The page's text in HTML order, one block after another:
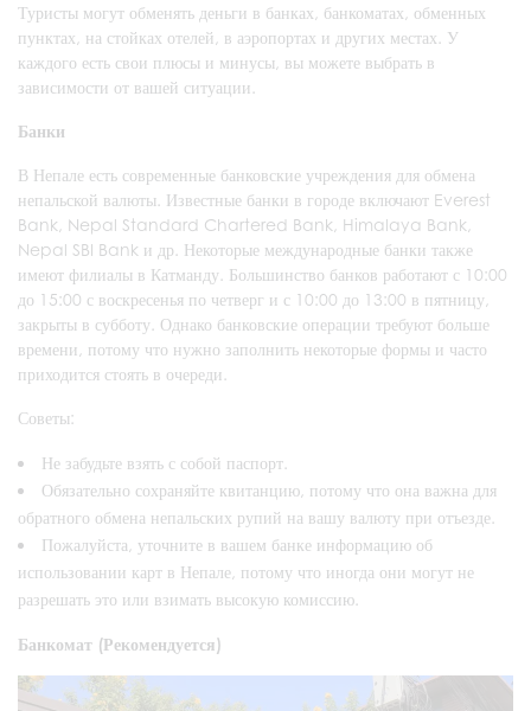
Туристы могут обменять деньги в банках, банкоматах, обменных
пунктах, на стойках отелей, в аэропортах и других местах. У
каждого есть свои плюсы и минусы, вы можете выбрать в
зависимости от вашей ситуации.
Банки
В Непале есть современные банковские учреждения для обмена
непальской валюты. Известные банки в городе включают Everest
Bank, Nepal Standard Chartered Bank, Himalaya Bank,
Nepal SBI Bank и др. Некоторые международные банки также
имеют филиалы в Катманду. Большинство банков работают с 10:00
до 15:00 с воскресенья по четверг и с 10:00 до 13:00 в пятницу,
закрыты в субботу. Однако банковские операции требуют больше
времени, потому что нужно заполнить некоторые формы и часто
приходится стоять в очереди.
Советы:
Не забудьте взять с собой паспорт.
Обязательно сохраняйте квитанцию, потому что она важна для
обратного обмена непальских рупий на вашу валюту при отъезде.
Пожалуйста, уточните в вашем банке информацию об
использовании карт в Непале, потому что иногда они могут не
разрешать это или взимать высокую комиссию.
Банкомат (Рекомендуется)